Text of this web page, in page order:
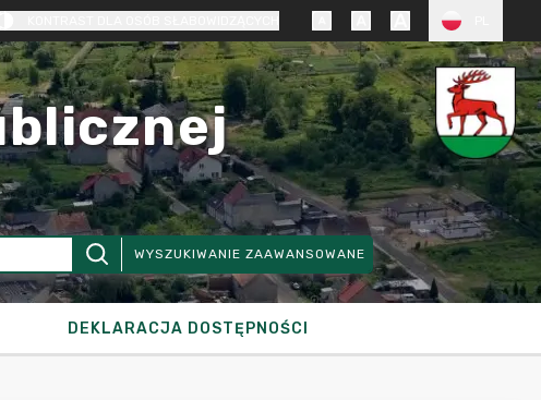
WYSZUKIWANIE ZAAWANSOWANE
DEKLARACJA DOSTĘPNOŚCI